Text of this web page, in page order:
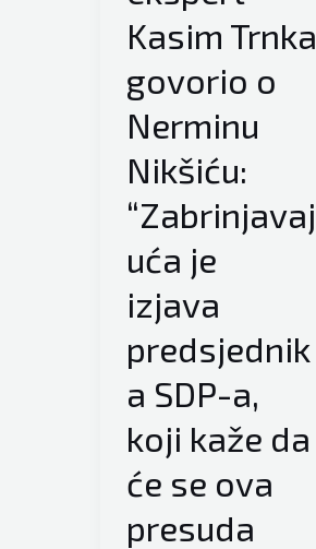
Kasim Trnka
govorio o
Nerminu
Nikšiću:
“Zabrinjavaj
uća je
izjava
predsjednik
a SDP-a,
koji kaže da
će se ova
presuda